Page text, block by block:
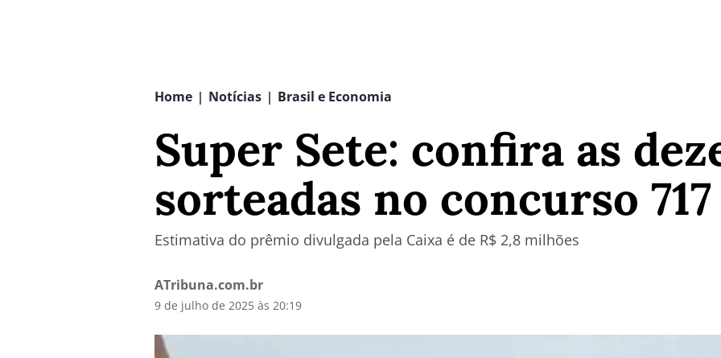
Home | Notícias | Brasil e Economia
Super Sete: confira as
sorteadas no concurso 717
Estimativa do prêmio divulgada pela Caixa é de R$ 2,8 milhões
ATribuna.com.br
9 de julho de 2025 às 20:19